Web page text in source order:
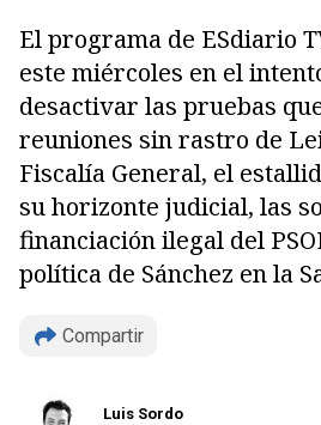
El programa de ESdiario
este miércoles en el
desactivar las pruebas
reuniones sin rastro de
Fiscalía General, el
su horizonte judicial, las
financiación ilegal del
política de Sánchez en la
Compartir
Luis Sordo